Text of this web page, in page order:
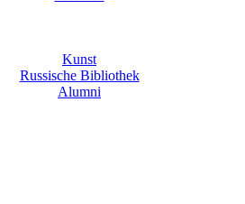
Kunst
Russische Bibliothek
Alumni